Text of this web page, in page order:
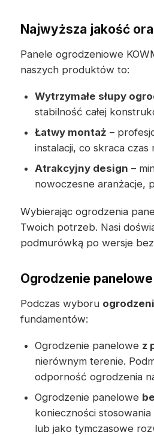
Najwyższa jakość
Panele ogrodzeniowe
naszych produktów to:
Wytrzymałe słupy
stabilność całej
Łatwy montaż –
instalacji, co skraca czas
Atrakcyjny design –
nowoczesne aranżacje,
Wybierając ogrodzenia
Twoich potrzeb. Nasi
podmurówką po wersje
Ogrodzenie
Podczas wyboru
fundamentów:
Ogrodzenie panelowe z
nierównym terenie.
odporność ogrodzenia
Ogrodzenie panelowe
konieczności
lub jako tymczasowe